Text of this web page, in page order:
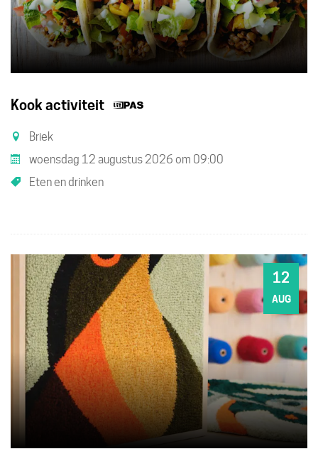
Kook activiteit
Briek
woensdag 12 augustus 2026 om 09:00
Eten en drinken
WO12
AUG